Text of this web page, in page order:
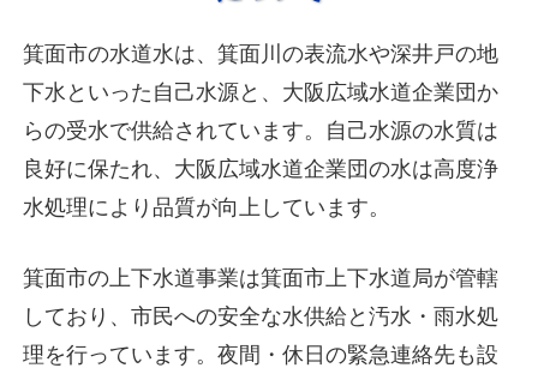
箕面市の水道水は、箕面川の表流水や深井戸の地
下水といった自己水源と、大阪広域水道企業団か
らの受水で供給されています。自己水源の水質は
良好に保たれ、大阪広域水道企業団の水は高度浄
水処理により品質が向上しています。
箕面市の上下水道事業は箕面市上下水道局が管轄
しており、市民への安全な水供給と汚水・雨水処
理を行っています。夜間・休日の緊急連絡先も設